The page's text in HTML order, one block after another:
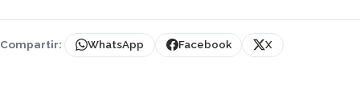
Compartir: WhatsApp Facebook X